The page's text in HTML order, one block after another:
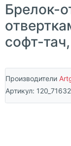
Брелок-
софт-
Производители
Артикул: